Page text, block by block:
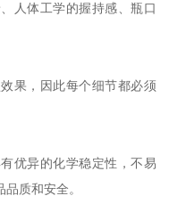
人体工学的握持感、瓶口
果，因此每个细节都必须
优异的化学稳定性，不易
质和安全。